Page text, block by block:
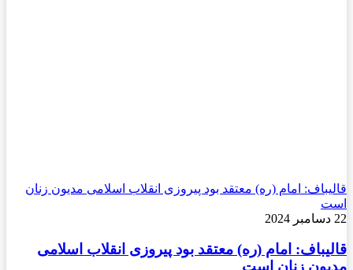
قالیباف: امام (ره) معتقد بود پیروزی انقلاب اسلامی مدیون زنان
است
22 دسامبر 2024
قالیباف: امام (ره) معتقد بود پیروزی انقلاب اسلامی
مدیون زنان است